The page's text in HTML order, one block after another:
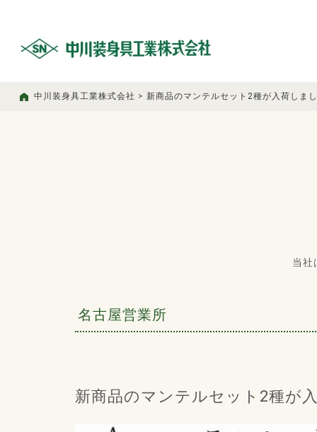
中川装身具工業株式会社 > 新商品のマンテルセット2種が入荷しま
当社
名古屋営業所
新商品のマンテルセット2種が